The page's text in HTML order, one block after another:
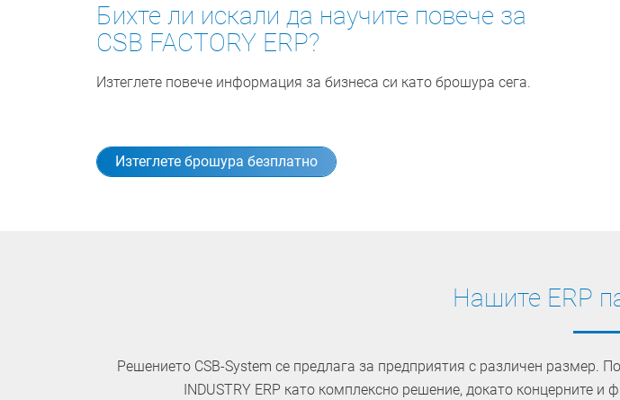
Бихте ли искали да научите повече за
CSB FACTORY ERP?
Изтеглете повече информация за бизнеса си като брошура сега.
Изтеглете брошура безплатно
Нашите ERP
Решението CSB-System се предлага за предприятия с различен размер.
INDUSTRY ERP като комплексно решение, докато концерните и